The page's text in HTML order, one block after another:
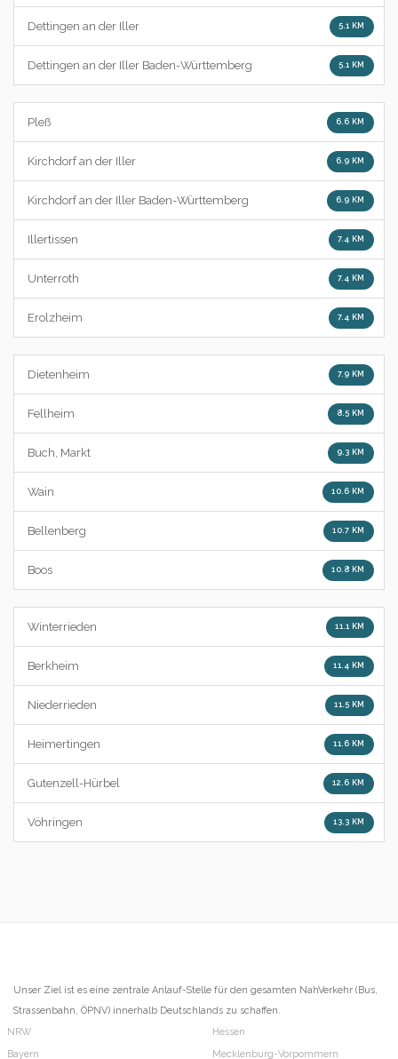
Dettingen an der Iller 5.1 KM
Dettingen an der Iller Baden-Württemberg 5.1 KM
Pleß 6.6 KM
Kirchdorf an der Iller 6.9 KM
Kirchdorf an der Iller Baden-Württemberg 6.9 KM
Illertissen 7.4 KM
Unterroth 7.4 KM
Erolzheim 7.4 KM
Dietenheim 7.9 KM
Fellheim 8.5 KM
Buch, Markt 9.3 KM
Wain 10.6 KM
Bellenberg 10.7 KM
Boos 10.8 KM
Winterrieden 11.1 KM
Berkheim 11.4 KM
Niederrieden 11.5 KM
Heimertingen 11.6 KM
Gutenzell-Hürbel 12.6 KM
Vöhringen 13.3 KM
Unser Ziel ist es eine zentrale Anlauf-Stelle für den gesamten NahVerkehr (Bus,
Strassenbahn, ÖPNV) innerhalb Deutschlands zu schaffen.
NRW
Bayern
Hessen
Mecklenburg-Vorpommern